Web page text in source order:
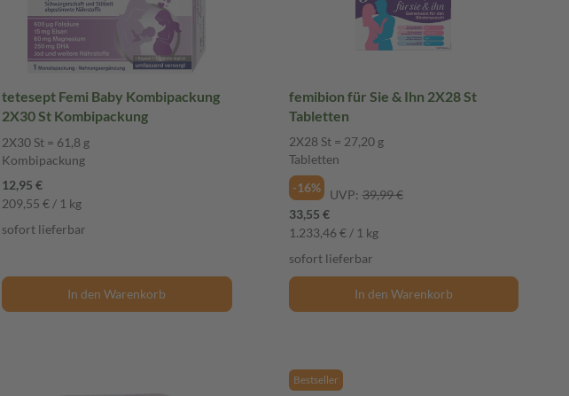
tetesept Femi Baby Kombipackung
2X30 St Kombipackung
2X30 St = 61,8 g
Kombipackung
12,95 €
209,55 € / 1 kg
sofort lieferbar
In den Warenkorb
femibion für Sie & Ihn 2X28 St
Tabletten
2X28 St = 27,20 g
Tabletten
-16%
UVP: 39,99 €
33,55 €
1.233,46 € / 1 kg
sofort lieferbar
In den Warenkorb
Bestseller